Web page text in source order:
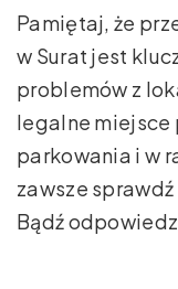
Pamiętaj, że
w Surat jest
problemów z
legalne miejsce
parkowania i w
zawsze
Bądź